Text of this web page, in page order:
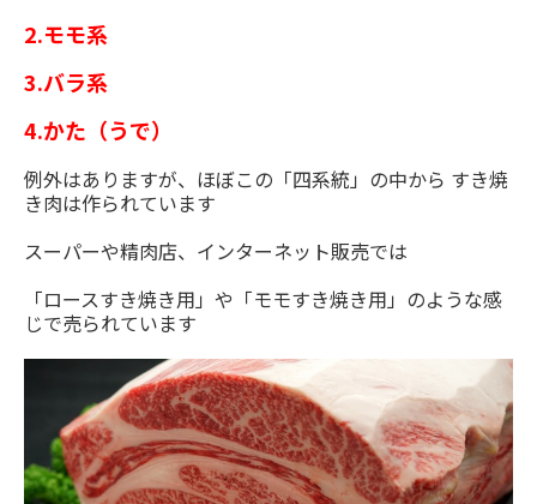
2.モモ系
3.バラ系
4.かた（うで）
例外はありますが、ほぼこの「四系統」の中から すき焼
き肉は作られています
スーパーや精肉店、インターネット販売では
「ロースすき焼き用」や「モモすき焼き用」のような感
じで売られています